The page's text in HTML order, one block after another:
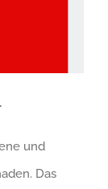
und
Das